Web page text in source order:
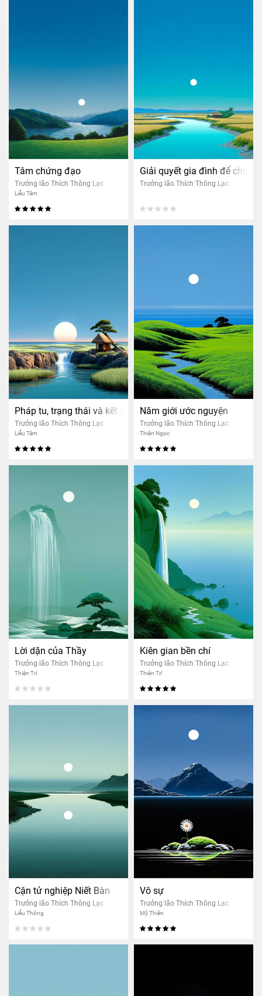
Tâm chứng đạo
Trưởng lão Thích Thông Lạc
Liễu Tâm
Giải quyết gia đình để
Trưởng lão Thích Thông Lạc
Pháp tu, trạng thái và kết quả
Trưởng lão Thích Thông Lạc
Liễu Tâm
Năm giới ước nguyện
Trưởng lão Thích Thông Lạc
Thiện Ngọc
Lời dặn của Thầy
Trưởng lão Thích Thông Lạc
Thiện Trí
Kiên gian bền chí
Trưởng lão Thích Thông Lạc
Thiện Trí
Cận tử nghiệp Niết Bàn
Trưởng lão Thích Thông Lạc
Liễu Thông
Vô sự
Trưởng lão Thích Thông Lạc
Mỹ Thiện